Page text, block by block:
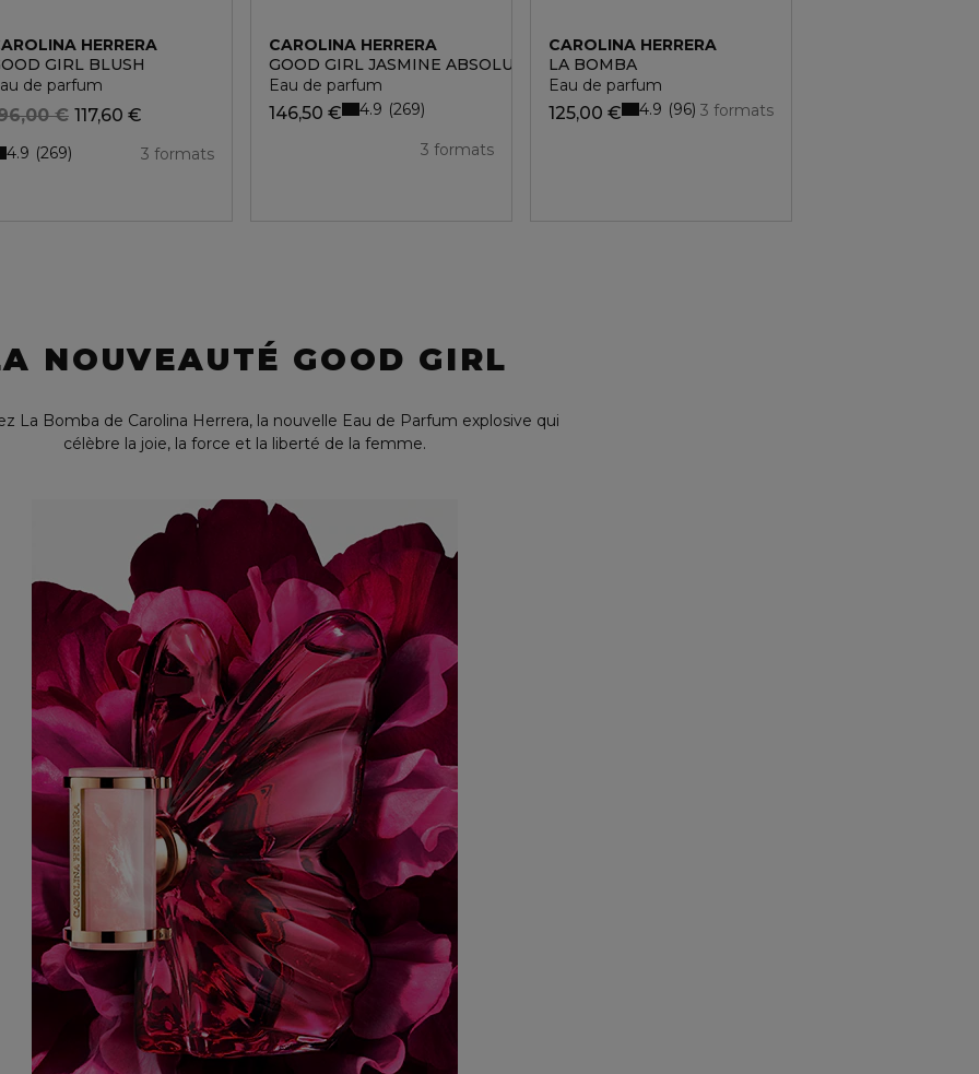
HERRERA
GIRL BLUSH
de parfum
117,60 €
€
3 formats
4.9 269
CAROLINA HERRERA
GOOD GIRL JASMINE ABSOLUTE
Eau de parfum
146,50 €
3 formats
4.9 269
CAROLINA HERRERA
LA BOMBA
Eau de parfum
125,00 € 3 formats
4.9 96
NOUVEAUTÉ GOOD GIRL
La Bomba de Carolina Herrera, la nouvelle Eau de Parfum explosive qui
célèbre la joie, la force et la liberté de la femme.